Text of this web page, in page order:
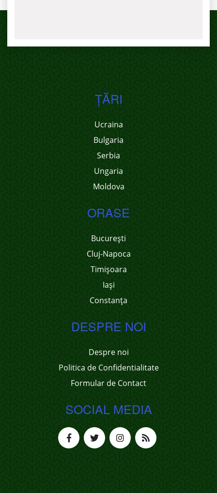
ŢĂRI
Ucraina
Bulgaria
Serbia
Ungaria
Moldova
ORASE
București
Cluj-Napoca
Timișoara
Iași
Constanța
DESPRE NOI
Despre noi
Politica de Confidentialitate
Formular de Contact
SOCIAL MEDIA